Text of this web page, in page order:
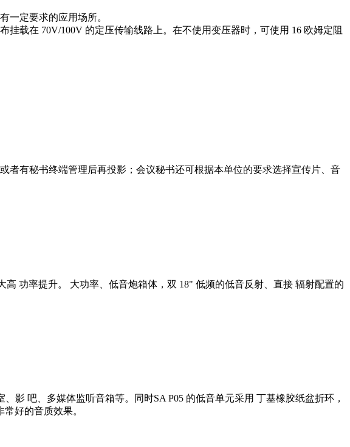
一定要求的应用场所。
载在 70V/100V 的定压传输线路上。在不使用变压器时，可使用 16 欧姆定阻
者有秘书终端管理后再投影；会议秘书还可根据本单位的要求选择宣传片、音
功率提升。 大功率、低音炮箱体，双 18" 低频的低音反射、直接 辐射配置的
影 吧、多媒体监听音箱等。同时SA P05 的低音单元采用 丁基橡胶纸盆折环，
好的音质效果。